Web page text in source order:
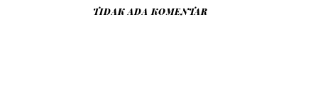
TIDAK ADA KOMENTAR